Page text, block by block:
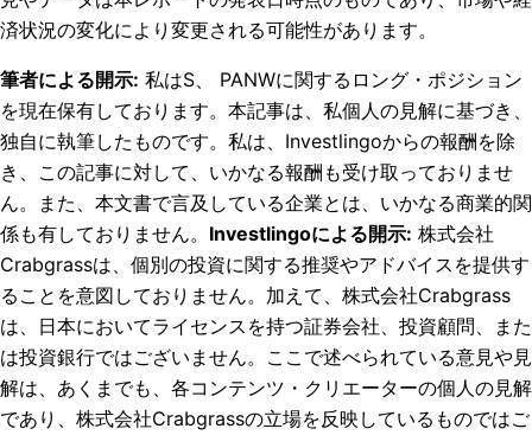
済状況の変化により変更される可能性があります。
筆者による開示: 私はS、 PANWに関するロング・ポジション
を現在保有しております。 本記事は、私個人の見解に基づき、
独自に執筆したものです。私は、Investlingoからの報酬を除
き、この記事に対して、いかなる報酬も受け取っておりませ
ん。また、本文書で言及している企業とは、いかなる商業的関
係も有しておりません。 Investlingoによる開示: 株式会社
Crabgrassは、個別の投資に関する推奨やアドバイスを提供す
ることを意図しておりません。加えて、株式会社Crabgrass
は、日本においてライセンスを持つ証券会社、投資顧問、また
は投資銀行ではございません。ここで述べられている意見や見
解は、あくまでも、各コンテンツ・クリエーターの個人の見解
であり、株式会社Crabgrassの立場を反映しているものではご